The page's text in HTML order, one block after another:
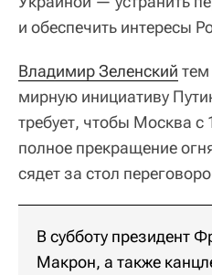
и обеспечить интересы
Владимир Зеленский тем
мирную инициативу
требует, чтобы Москва с
полное прекращение
сядет за стол
В субботу президент
Макрон, а также